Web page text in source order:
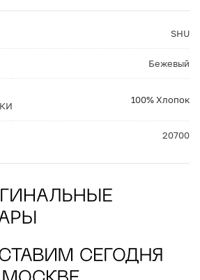
SHU
Бежевый
100% Хлопок
20700